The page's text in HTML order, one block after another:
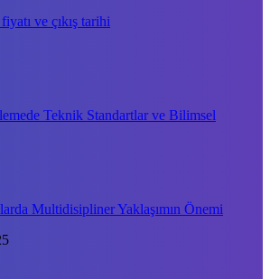
ve çıkış tarihi
Teknik Standartlar ve Bilimsel
Multidisipliner Yaklaşımın Önemi